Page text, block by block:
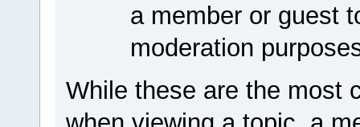
a member or guest
moderation
While these are the most